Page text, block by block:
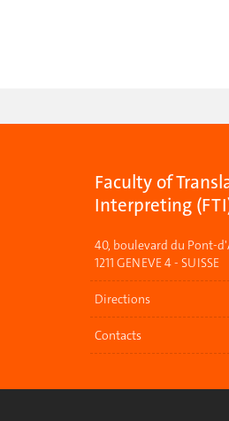
Faculty of
Interpreting
40, boulevard du Pont-
1211 GENEVE 4 - SUISSE
Directions
Contacts